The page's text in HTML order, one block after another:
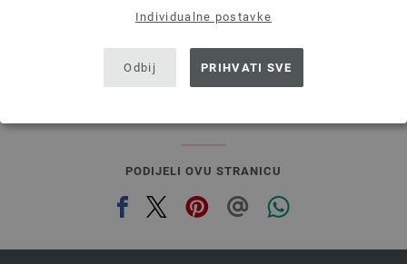
Individualne postavke
Odbij PRIHVATI SVE
7,81 $
bez PDV-a, dodatno troškovi za dostavu, Osnovna cijena:
PODIJELI OVU STRANICU